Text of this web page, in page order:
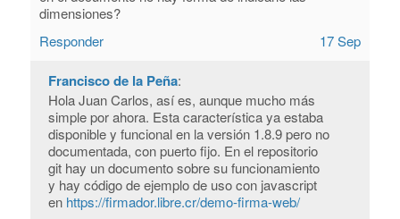
dimensiones?
17 Sep
Responder
Francisco de la Peña:
Hola Juan Carlos, así es, aunque mucho más
simple por ahora. Esta característica ya estaba
disponible y funcional en la versión 1.8.9 pero no
documentada, con puerto fijo. En el repositorio
git hay un documento sobre su funcionamiento
y hay código de ejemplo de uso con javascript
en https://firmador.libre.cr/demo-firma-web/